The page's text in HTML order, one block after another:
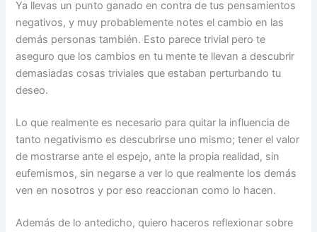
Ya llevas un punto ganado en contra de tus pensamientos
negativos, y muy probablemente notes el cambio en las
demás personas también. Esto parece trivial pero te
aseguro que los cambios en tu mente te llevan a descubrir
demasiadas cosas triviales que estaban perturbando tu
deseo.
Lo que realmente es necesario para quitar la influencia de
tanto negativismo es descubrirse uno mismo; tener el valor
de mostrarse ante el espejo, ante la propia realidad, sin
eufemismos, sin negarse a ver lo que realmente los demás
ven en nosotros y por eso reaccionan como lo hacen.
Además de lo antedicho, quiero haceros reflexionar sobre